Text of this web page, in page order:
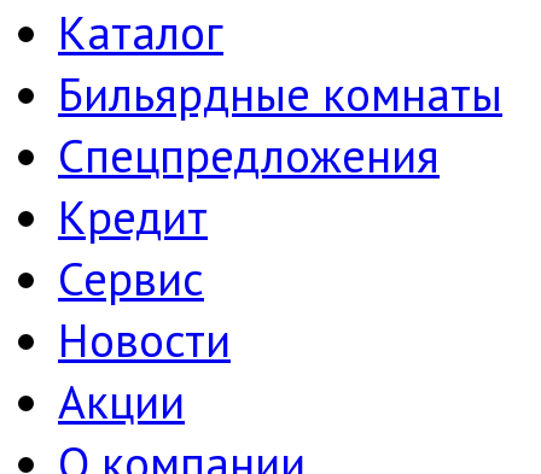
Каталог
Бильярдные комнаты
Спецпредложения
Кредит
Сервис
Новости
Акции